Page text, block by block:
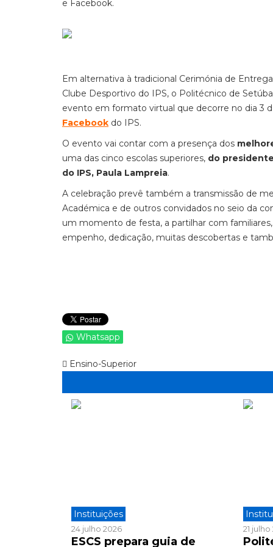
e Facebook.
Em alternativa à tradicional Cerimónia de
Clube Desportivo do IPS, o Politécnico de
evento em formato virtual que decorre no dia 3
Facebook do IPS.
O evento vai contar com a presença dos
uma das cinco escolas superiores, do
do IPS, Paula Lampreia.
A celebração prevê também a transmissão de
Académica e de outros convidados no seio da
um momento de festa, a partilhar com
empenho, dedicação, muitas descobertas e
Whatsapp
Ensino-Superior
Instituições
24 julho 2026
ESCS prepara guia de
21